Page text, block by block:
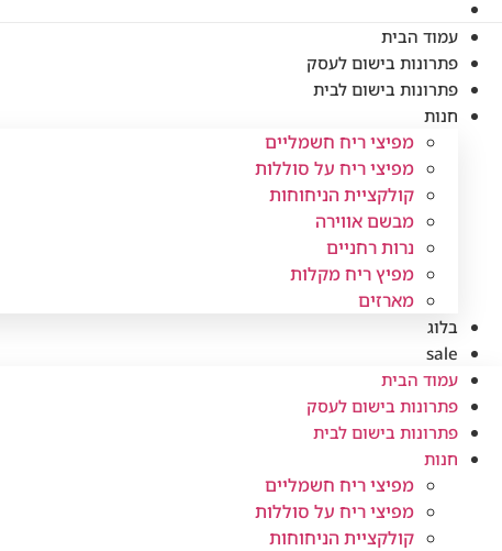
עמוד הבית
פתרונות בישום לעסק
פתרונות בישום לבית
חנות
מפיצי ריח חשמליים
מפיצי ריח על סוללות
קולקציית הניחוחות
מבשם אווירה
נרות רחניים
מפיץ ריח מקלות
מארזים
בלוג
sale
עמוד הבית
פתרונות בישום לעסק
פתרונות בישום לבית
חנות
מפיצי ריח חשמליים
מפיצי ריח על סוללות
קולקציית הניחוחות